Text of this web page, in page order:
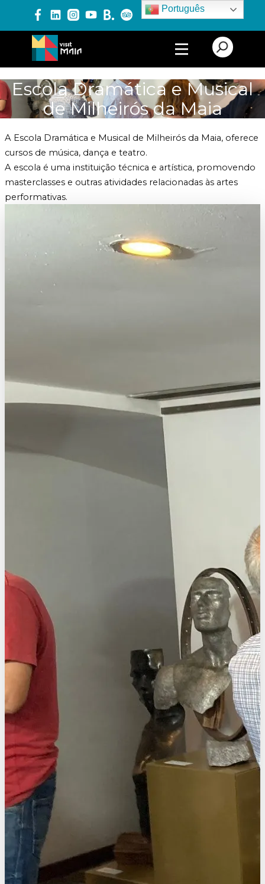
Português
PRODUTOS E SERVIÇOS
EXPERIÊNCIAS
EVENTOS
Escola Dramática e Musical
de Milheirós da Maia
A Escola Dramática e Musical de Milheirós da Maia, oferece
cursos de música, dança e teatro.
A escola é uma instituição técnica e artística, promovendo
masterclasses e outras atividades relacionadas às artes
performativas.